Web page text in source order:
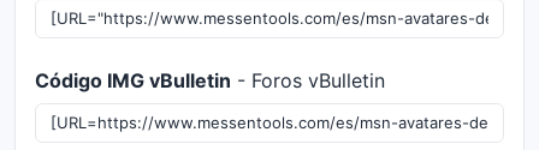
Código IMG vBulletin - Foros vBulletin